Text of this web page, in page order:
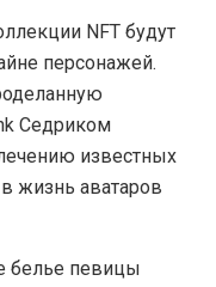
NFT будут
персонажей.
Седриком
известных
жизнь аватаров
белье певицы